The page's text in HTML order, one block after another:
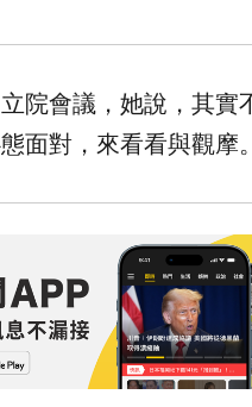
院會議，她說，其實
面對，來看看與觀摩。